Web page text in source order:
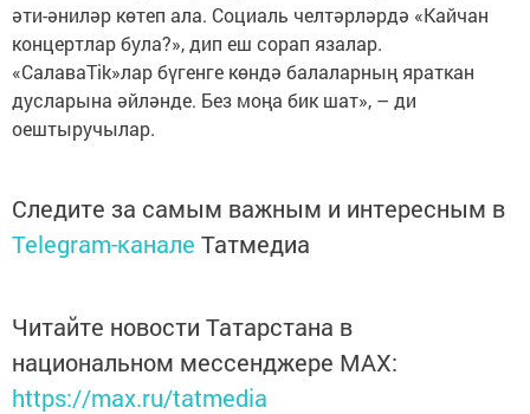
әти-әниләр көтеп ала. Социаль челтәрләрдә «Кайчан
концертлар була?», дип еш сорап язалар.
«СалаваTik»лар бүгенге көндә балаларның яраткан
дусларына әйләнде. Без моңа бик шат», – ди
оештыручылар.
Следите за самым важным и интересным в
Telegram-канале Татмедиа
Читайте новости Татарстана в
национальном мессенджере MАХ:
https://max.ru/tatmedia